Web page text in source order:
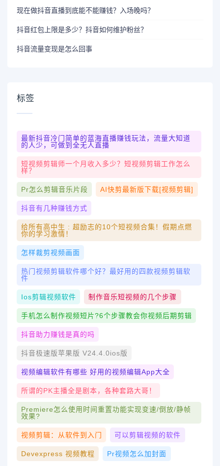
现在做抖音直播到底能不能赚钱？入场晚吗？
抖音红包上限是多少？抖音如何维护粉丝？
抖音流量变现是怎么回事
标签
最新抖音冷门简单的蓝海直播赚钱玩法，流量大知道
的人少，可做到全无人直播
短视频剪辑师一个月收入多少？短视频剪辑工作怎么
样？
Pr怎么剪辑音乐片段 AI快剪最新版下载[视频剪辑]
抖音有几种赚钱方式
给所有高中生 : 超励志的10个短视频合集！假期点燃
你的学习激情！
怎样裁剪视频画面
热门视频剪辑软件哪个好？最好用的四款视频剪辑软
件
Ios剪辑视频软件 制作音乐短视频的几个步骤
手机怎么制作视频短片?6个步骤教会你视频后期剪辑
抖音助力赚钱是真的吗
抖音极速版苹果版 V24.4.0ios版
视频编辑软件有哪些 好用的视频编辑app大全
所谓的PK主播全是剧本，各种套路大哥！
Premiere怎么使用时间重置功能实现变速/倒放/静帧
效果?
视频剪辑：从软件到入门 可以剪辑视频的软件
Devexpress 视频教程 Pr视频怎么加封面